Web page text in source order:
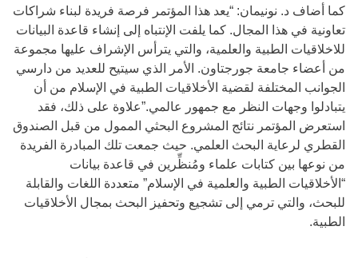
كما أضاف د. نونيمان: “يعد هذا المؤتمر فرصة فريدة لبناء شراكات
تعاونية في هذا المجال. كما يلفت الإنتباه إلى إنشاء قاعدة البيانات
للاخلاقيات الطبية والعلمية، والتي يترأس الإشراف عليها مجموعة
من أعضاء جامعة جورجتاون. الأمر الذي سيتيح للعديد من دارسي
الجوانب المختلفة لقضية الأخلاقيات الطبية في الإسلام من أن
يتبادلوا وجهات النظر مع جمهور عالمي.”علاوة على ذلك، فقد
استعرض المؤتمر نتائج المشروع البحثي الممول من قبل الصندوق
القطري لرعاية البحث العلمي. حيث جمعت تلك المبادرة الفريدة
من نوعها بين كتابات علماء ومُنظِّرين في قاعدة بيانات
“الأخلاقيات الطبية والعلمية في الإسلام” متعددة اللغات والقابلة
للبحث، والتي ترمي إلى تشجيع وتحفيز البحث بمجال الأخلاقيات
الطبية.